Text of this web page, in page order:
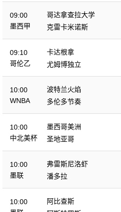
09:00
墨西甲
哥达拿查拉大学
克雷卡米诺斯
09:10
哥伦乙
卡达根拿
尤姆博独立
10:00
WNBA
波特兰火焰
多伦多节奏
10:00
中北美杯
墨西哥美洲
圣地亚哥
10:00
墨联
弗雷斯尼洛虾
潘多拉
10:00
阿比查斯